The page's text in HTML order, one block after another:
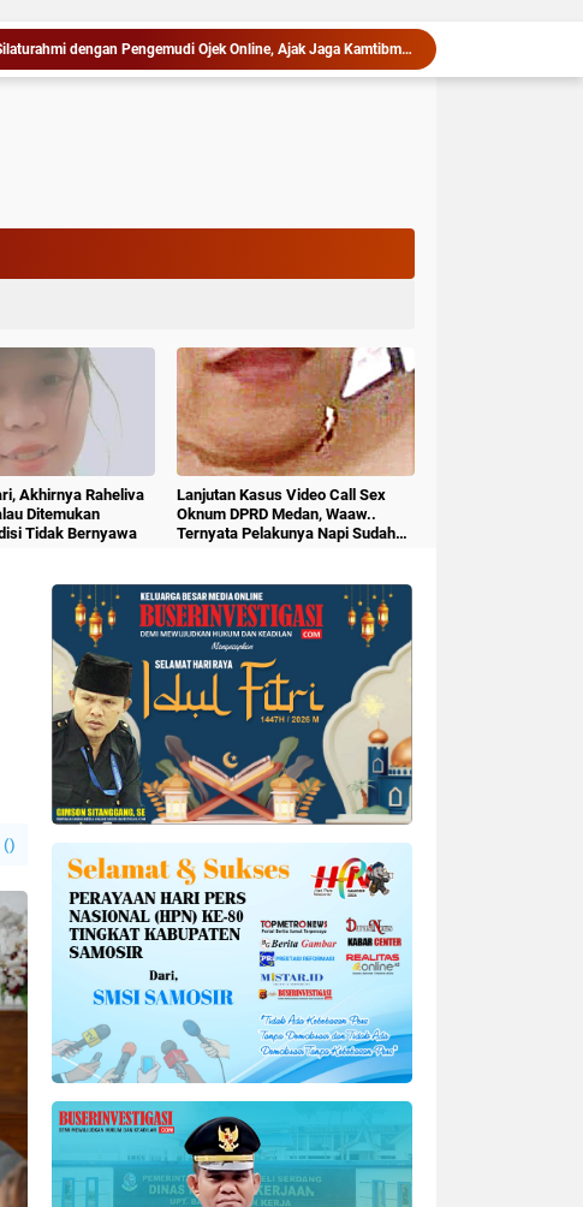
Kapolres Langkat Silaturahmi dengan Pengemudi Ojek Online, Ajak Jaga Kamtibmas Jelang HUT RI
Rakor Bersama Pemda Se-NTT, Menteri Nusron Minta Dukungan Kepala Daerah Wujudkan Transformasi Layanan Pertanahan
Gubsu Bobby Nasution Berkantor di Nias
Akhirnya Raheliva
Ditemukan
Tidak Bernyawa
Lanjutan Kasus Video Call Sex
Oknum DPRD Medan, Waaw..
Ternyata Pelakunya Napi Sudah
()